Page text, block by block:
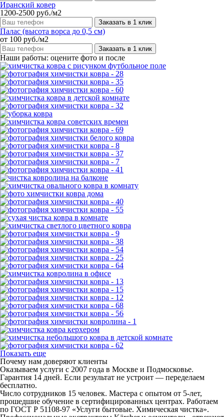
Иранский ковер
1200-2500 руб./м2
Заказать в 1 клик
Палас (высота ворса до 0,5 см)
от 100 руб./м2
Заказать в 1 клик
Наши работы: оцените фото и после
Показать еще
Почему нам доверяют клиенты
Оказываем услуги с 2007 года в Москве и Подмосковье.
Гарантия 14 дней. Если результат не устроит — переделаем
бесплатно.
Число сотрудников 15 человек. Мастера с опытом от 5-лет,
прошедшие обучение в сертифицированных центрах. Работаем
по ГОСТ Р 51108‑97 «Услуги бытовые. Химическая чистка».